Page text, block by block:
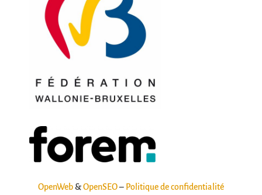
OpenWeb&OpenSEO– Politique de confidentialité